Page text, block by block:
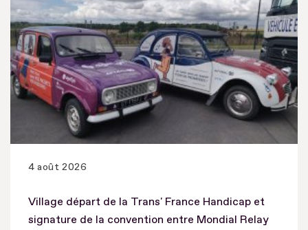
4 août 2026
Village départ de la Trans' France Handicap et
signature de la convention entre Mondial Relay